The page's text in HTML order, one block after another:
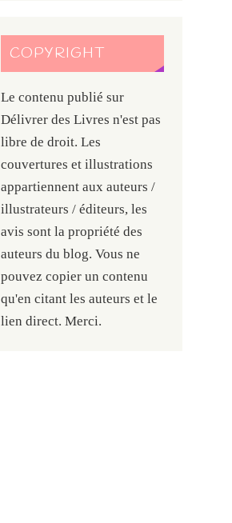
COPYRIGHT
Le contenu publié sur
Délivrer des Livres n'est pas
libre de droit. Les
couvertures et illustrations
appartiennent aux auteurs /
illustrateurs / éditeurs, les
avis sont la propriété des
auteurs du blog. Vous ne
pouvez copier un contenu
qu'en citant les auteurs et le
lien direct. Merci.